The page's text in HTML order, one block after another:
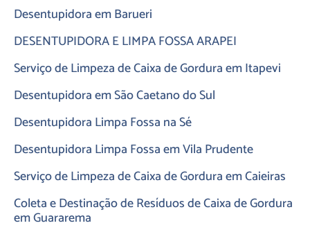
Desentupidora em Barueri
DESENTUPIDORA E LIMPA FOSSA ARAPEI
Serviço de Limpeza de Caixa de Gordura em Itapevi
Desentupidora em São Caetano do Sul
Desentupidora Limpa Fossa na Sé
Desentupidora Limpa Fossa em Vila Prudente
Serviço de Limpeza de Caixa de Gordura em Caieiras
Coleta e Destinação de Resíduos de Caixa de Gordura
em Guararema